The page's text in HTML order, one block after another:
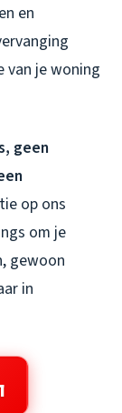
en
je woning
geen
op ons
om je
gewoon
in